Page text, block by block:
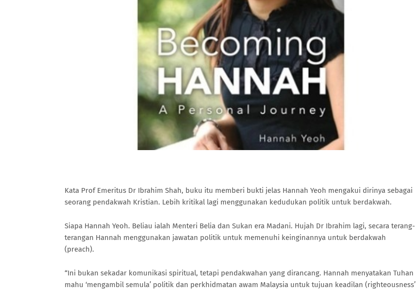
Kata Prof Emeritus Dr Ibrahim Shah, buku itu memberi bukti jelas Hannah Yeoh mengakui dirinya sebagai
seorang pendakwah Kristian. Lebih kritikal lagi menggunakan kedudukan politik untuk berdakwah.
Siapa Hannah Yeoh. Beliau ialah Menteri Belia dan Sukan era Madani. Hujah Dr Ibrahim lagi, secara terang-
terangan Hannah menggunakan jawatan politik untuk memenuhi keinginannya untuk berdakwah
(preach).
“Ini bukan sekadar komunikasi spiritual, tetapi pendakwahan yang dirancang. Hannah menyatakan Tuhan
mahu ‘mengambil semula’ politik dan perkhidmatan awam Malaysia untuk tujuan keadilan (righteousness’